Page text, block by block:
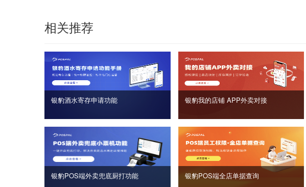
相关推荐
银豹酒水寄存申请功能 银豹我的店铺 APP外卖对接
银豹POS端外卖兜底厨打功能 银豹POS端全店单据查询